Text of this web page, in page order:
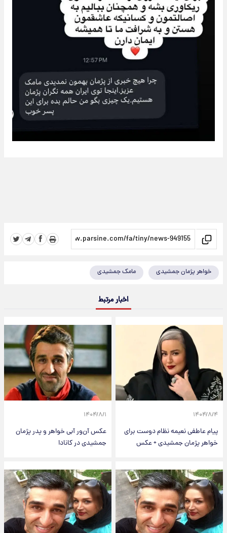
خواهر پژمان جمشیدی مامک جمشیدی
اخبار مرتبط
۱۴۰۴/۸/۴
پیام عاطفی نعیمه نظام دوست برای
خواهر پژمان جمشیدی + عکس
۱۴۰۴/۸/۱
عکس آن‌ور آبی خواهر و پدر پژمان
جمشیدی در کانادا